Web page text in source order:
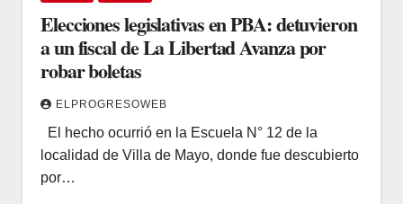
Elecciones legislativas en PBA: detuvieron
a un fiscal de La Libertad Avanza por
robar boletas
ELPROGRESOWEB
El hecho ocurrió en la Escuela N° 12 de la
localidad de Villa de Mayo, donde fue descubierto
por…